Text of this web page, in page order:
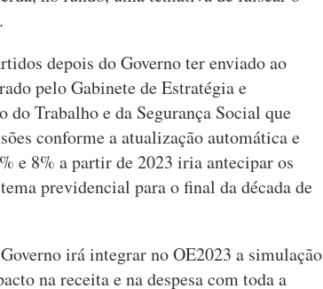
depois do Governo ter enviado ao
pelo Gabinete de Estratégia e
Trabalho e da Segurança Social que
conforme a atualização automática e
e 8% a partir de 2023 iria antecipar os
previdencial para o final da década de
irá integrar no OE2023 a simulação
na receita e na despesa com toda a